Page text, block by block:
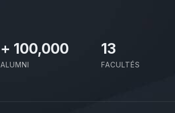
+ 100,000
ALUMNI
13
FACULTÉS